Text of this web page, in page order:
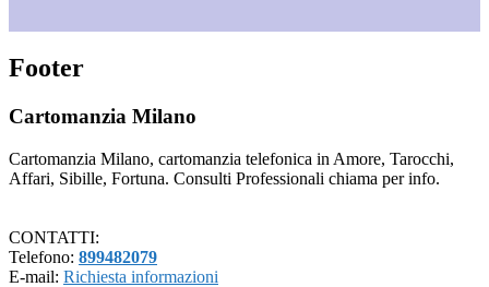
Footer
Cartomanzia Milano
Cartomanzia Milano, cartomanzia telefonica in Amore, Tarocchi,
Affari, Sibille, Fortuna. Consulti Professionali chiama per info.
CONTATTI:
Telefono: 899482079
E-mail: Richiesta informazioni